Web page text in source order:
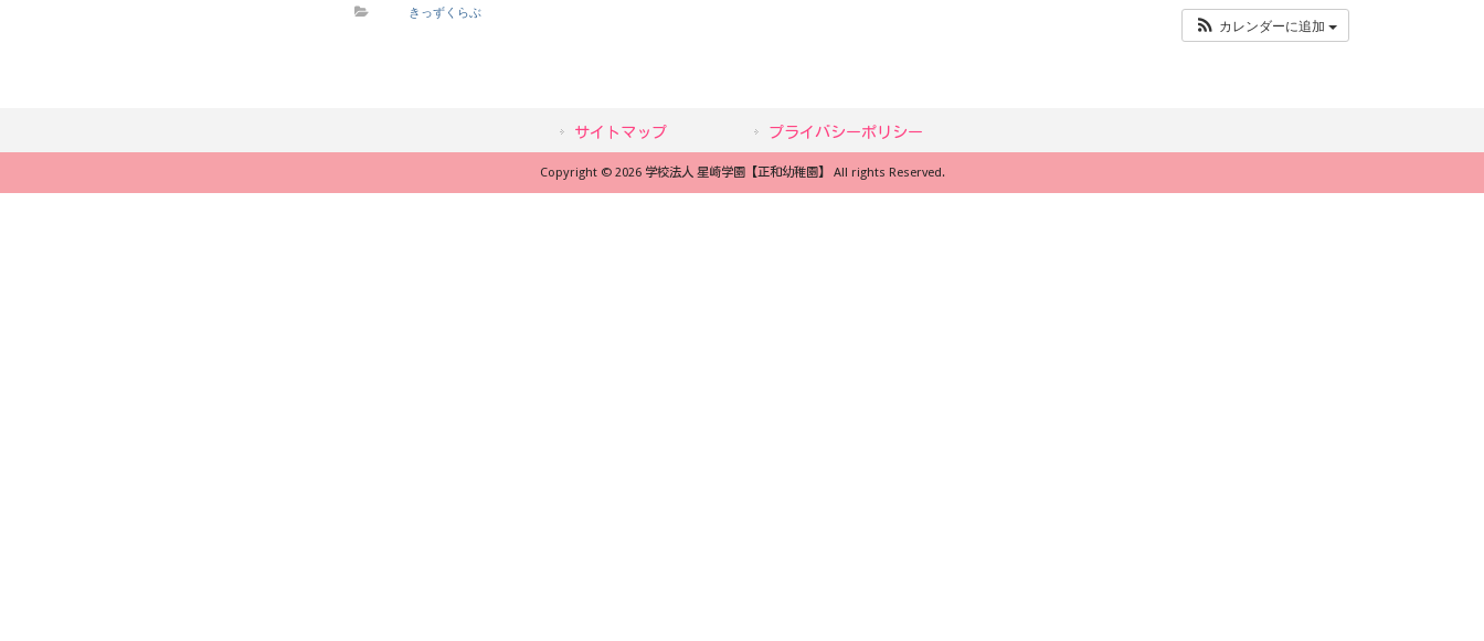
カレンダーに追加
きっずくらぶ
サイトマップ プライバシーポリシー
Copyright © 2026 学校法人 星崎学園【正和幼稚園】 All rights Reserved.